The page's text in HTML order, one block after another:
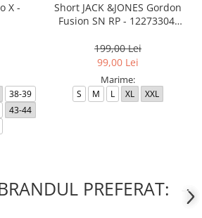
X -
38-39
43-44
Short JACK &JONES Gordon
Fusion SN RP - 12273304-
199,00 Lei
99,00 Lei
Marime:
S M L XL XXL
PREFERAT: